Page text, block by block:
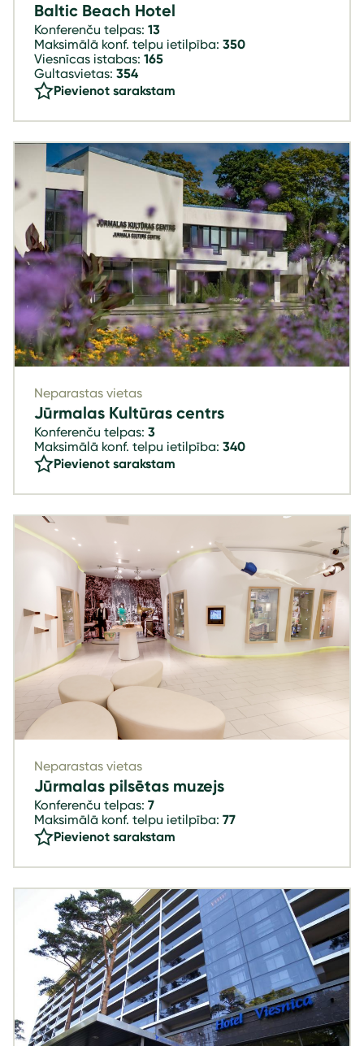
Baltic Beach Hotel
Konferenču telpas: 13
Maksimālā konf. telpu ietilpība: 350
Viesnīcas istabas: 165
Gultasvietas: 354
Pievienot sarakstam
Neparastas vietas
Jūrmalas Kultūras centrs
Konferenču telpas: 3
Maksimālā konf. telpu ietilpība: 340
Pievienot sarakstam
Neparastas vietas
Jūrmalas pilsētas muzejs
Konferenču telpas: 7
Maksimālā konf. telpu ietilpība: 77
Pievienot sarakstam